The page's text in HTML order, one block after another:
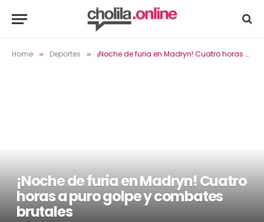
Home » Deportes » ¡Noche de furia en Madryn! Cuatro horas a puro golpe y combates brutales
¡Noche de furia en Madryn! Cuatro
horas a puro golpe y combates
brutales